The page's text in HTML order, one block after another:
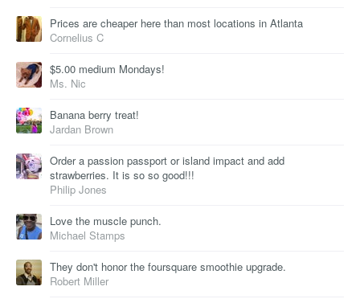
Prices are cheaper here than most locations in Atlanta
Cornelius C
$5.00 medium Mondays!
Ms. Nic
Banana berry treat!
Jardan Brown
Order a passion passport or island impact and add
strawberries. It is so so good!!!
Philip Jones
Love the muscle punch.
Michael Stamps
They don't honor the foursquare smoothie upgrade.
Robert Miller